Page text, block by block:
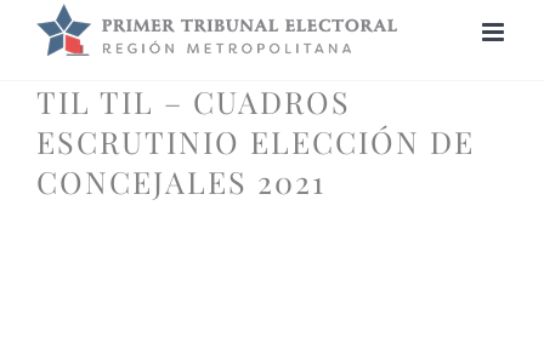
TIL TIL – CUADROS
ESCRUTINIO ELECCIÓN DE
CONCEJALES 2021